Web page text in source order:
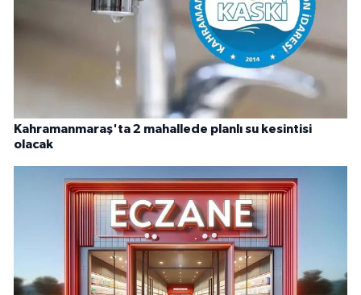
Kahramanmaraş'ta 2 mahallede planlı su kesintisi
olacak